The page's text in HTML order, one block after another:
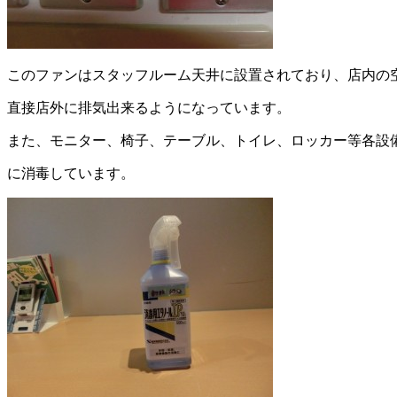
このファンはスタッフルーム天井に設置されており、店内の
直接店外に排気出来るようになっています。
また、モニター、椅子、テーブル、トイレ、ロッカー等各設
に消毒しています。